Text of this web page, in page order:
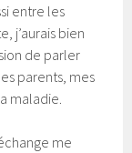
entre les
j’aurais bien
de parler
parents, mes
maladie.
me